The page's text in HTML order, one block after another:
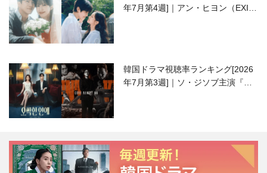
年7月第4週]｜アン・ヒヨン（EXID
韓国ドラマ視聴率ランキング[2026
年7月第3週]｜ソ・ジソブ主演『エ